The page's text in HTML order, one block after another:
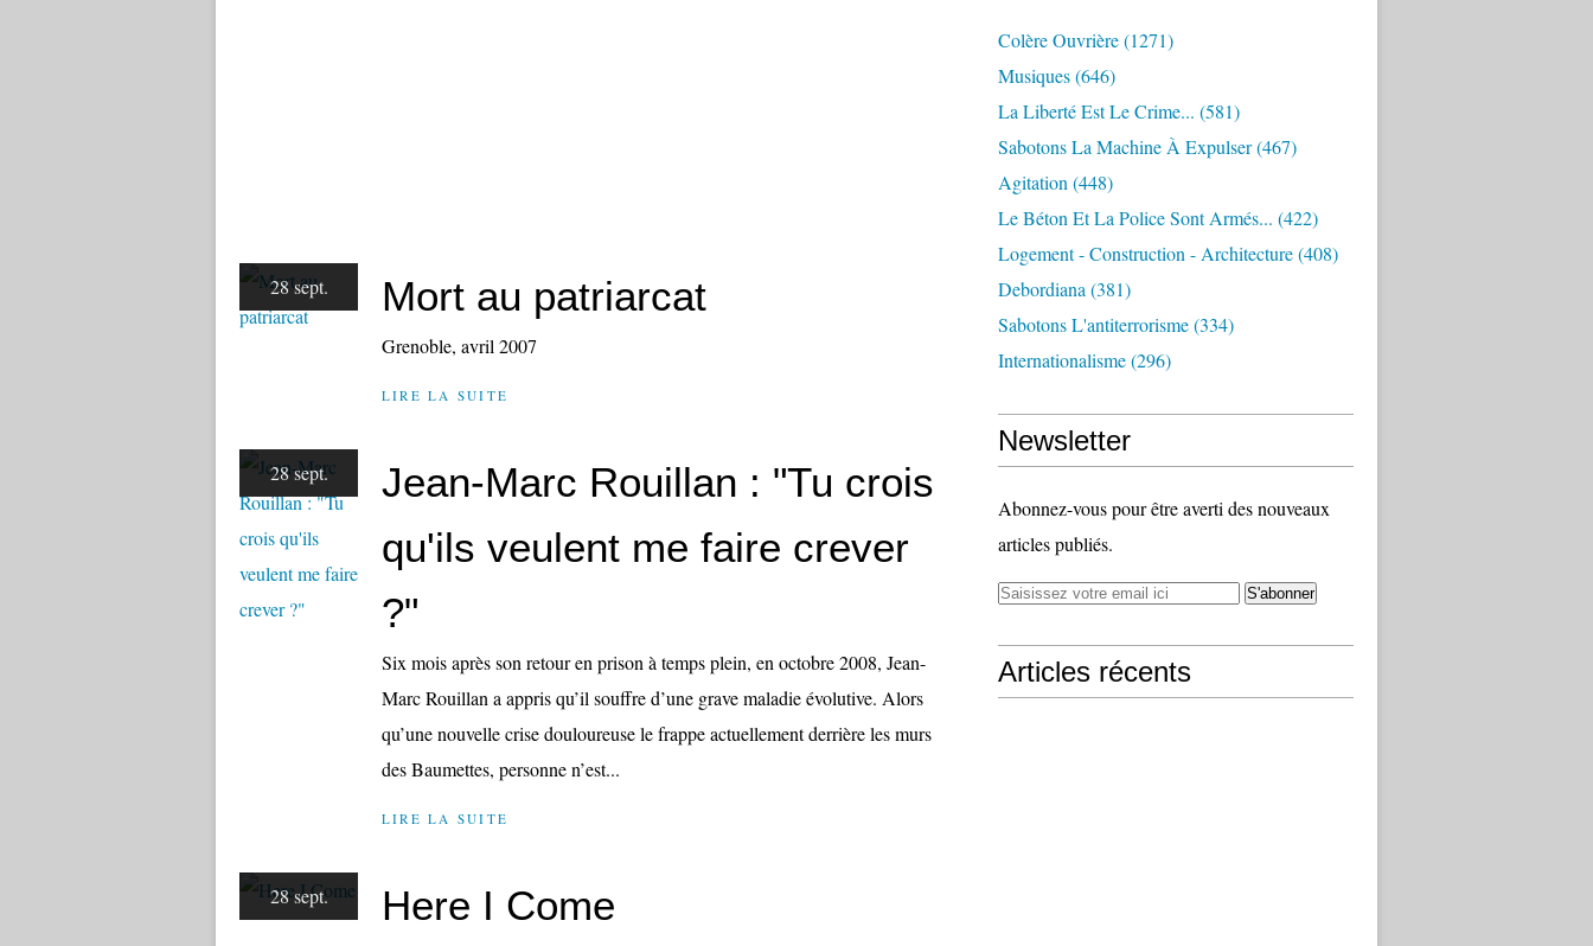
28 sept. Mort au patriarcat
Grenoble, avril 2007
LIRE LA SUITE
28 sept.
Jean-Marc Rouillan : "Tu crois
qu'ils veulent me faire crever
?"
Six mois après son retour en prison à temps plein, en octobre 2008, Jean-
Marc Rouillan a appris qu’il souffre d’une grave maladie évolutive. Alors
qu’une nouvelle crise douloureuse le frappe actuellement derrière les murs
des Baumettes, personne n’est...
LIRE LA SUITE
28 sept. Here I Come
Colère Ouvrière(1271)
Musiques(646)
La Liberté Est Le Crime... (581)
Sabotons La Machine À Expulser(467)
Agitation (448)
Le Béton Et La Police Sont Armés... (422)
Logement - Construction - Architecture(408)
Debordiana (381)
Sabotons L'antiterrorisme(334)
Internationalisme(296)
Newsletter
Abonnez-vous pour être averti des nouveaux
articles publiés.
Articles récents